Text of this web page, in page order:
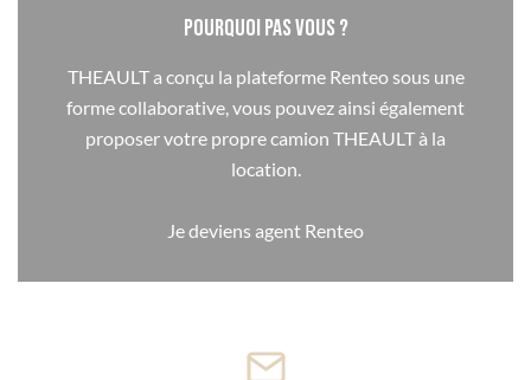
Pourquoi pas vous ?
THEAULT a conçu la plateforme Renteo sous une
forme collaborative, vous pouvez ainsi également
proposer votre propre camion THEAULT à la
location.
Je deviens agent Renteo